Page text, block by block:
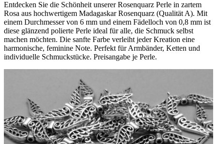
Entdecken Sie die Schönheit unserer Rosenquarz Perle in zartem
Rosa aus hochwertigem Madagaskar Rosenquarz (Qualität A). Mit
einem Durchmesser von 6 mm und einem Fädelloch von 0,8 mm ist
diese glänzend polierte Perle ideal für alle, die Schmuck selbst
machen möchten. Die sanfte Farbe verleiht jeder Kreation eine
harmonische, feminine Note. Perfekt für Armbänder, Ketten und
individuelle Schmuckstücke. Preisangabe je Perle.